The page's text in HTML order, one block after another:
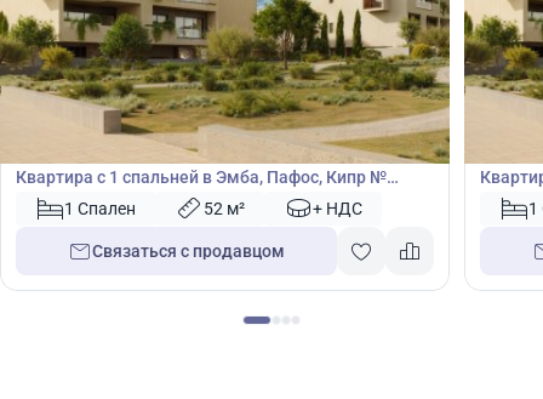
285 000
Квартира с 1 спальней в Эмба, Пафос, Кипр №
407541 Спален 52 м² + НДС
Связаться с продавцом
407561